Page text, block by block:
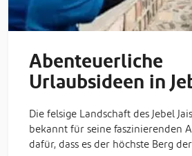
Abenteuerliche
Urlaubsideen in
Die felsige Landschaft des Jebel
bekannt für seine faszinierenden
dafür, dass es der höchste Berg